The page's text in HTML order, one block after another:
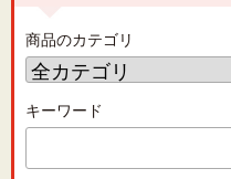
商品のカテゴリ
キーワード